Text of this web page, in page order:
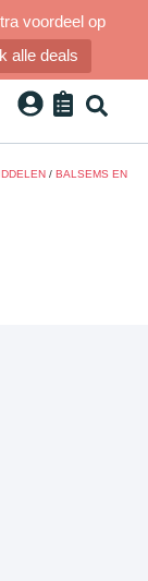
voordeel op
alle deals
/ BALSEMS EN